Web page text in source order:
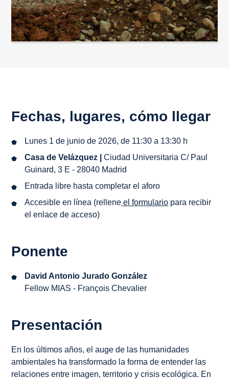
Fechas, lugares, cómo llegar
Lunes 1 de junio de 2026, de 11:30 a 13:30 h
Casa de Velázquez | Ciudad Universitaria C/ Paul
Guinard, 3 E - 28040 Madrid
Entrada libre hasta completar el aforo
Accesible en línea (rellene el formulario para recibir
el enlace de acceso)
Ponente
David Antonio Jurado González
Fellow MIAS - François Chevalier
Presentación
En los últimos años, el auge de las humanidades
ambientales ha transformado la forma de entender las
relaciones entre imagen, territorio y crisis ecológica. En